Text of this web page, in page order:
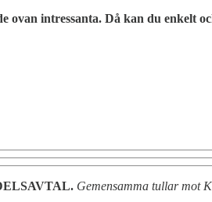
ovan intressanta. Då kan du enkelt
Gemensamma tullar mot